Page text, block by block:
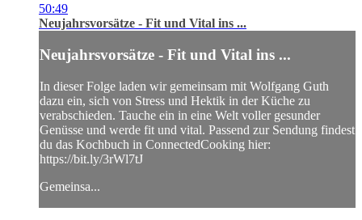
50:49
Neujahrsvorsätze - Fit und Vital ins ...
Neujahrsvorsätze - Fit und Vital ins ...
In dieser Folge laden wir gemeinsam mit Wolfgang Guth
dazu ein, sich von Stress und Hektik in der Küche zu
verabschieden. Tauche ein in eine Welt voller gesunder
Genüsse und werde fit und vital. Passend zur Sendung findest
du das Kochbuch in ConnectedCooking hier:
https://bit.ly/3rWl7tJ
Gemeinsa...